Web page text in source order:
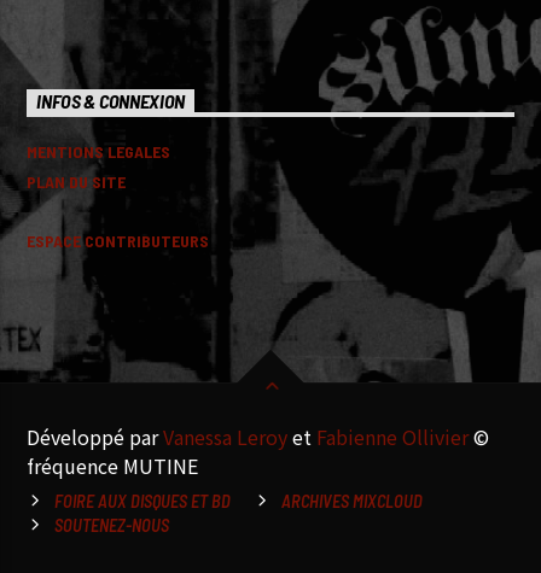
INFOS & CONNEXION
MENTIONS LEGALES
PLAN DU SITE
ESPACE CONTRIBUTEURS
Développé parVanessa Leroyet Fabienne Ollivier©
fréquence MUTINE
FOIRE AUX DISQUES ET BD
ARCHIVES MIXCLOUD
SOUTENEZ-NOUS